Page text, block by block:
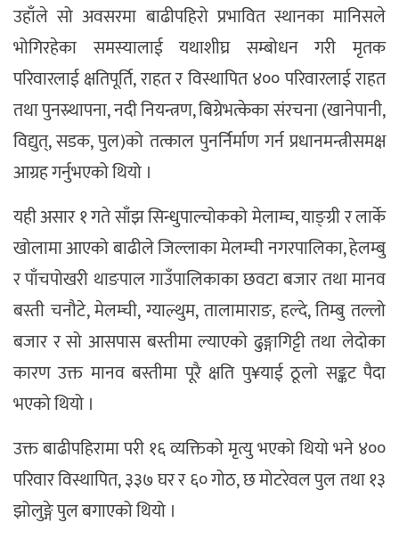
उहाँले सो अवसरमा बाढीपहिरो प्रभावित स्थानका मानिसले
भोगिरहेका समस्यालाई यथाशीघ्र सम्बोधन गरी मृतक
परिवारलाई क्षतिपूर्ति, राहत र विस्थापित ४०० परिवारलाई राहत
तथा पुनस्र्थापना, नदी नियन्त्रण, बिग्रेभत्केका संरचना (खानेपानी,
विद्युत्, सडक, पुल)को तत्काल पुनर्निर्माण गर्न प्रधानमन्त्रीसमक्ष
आग्रह गर्नुभएको थियो ।
यही असार १ गते साँझ सिन्धुपाल्चोकको मेलाम्च, याङ्ग्री र लार्के
खोलामा आएको बाढीले जिल्लाका मेलम्ची नगरपालिका, हेलम्बु
र पाँचपोखरी थाङपाल गाउँपालिकाका छवटा बजार तथा मानव
बस्ती चनौटे, मेलम्ची, ग्याल्थुम, तालामाराङ, हल्दे, तिम्बु तल्लो
बजार र सो आसपास बस्तीमा ल्याएको ढुङ्गागिट्टी तथा लेदोका
कारण उक्त मानव बस्तीमा पूरै क्षति पु¥याई ठूलो सङ्कट पैदा
भएको थियो ।
उक्त बाढीपहिरामा परी १६ व्यक्तिको मृत्यु भएको थियो भने ४००
परिवार विस्थापित, ३३७ घर र ६० गोठ, छ मोटरेवल पुल तथा १३
झोलुङ्गे पुल बगाएको थियो ।